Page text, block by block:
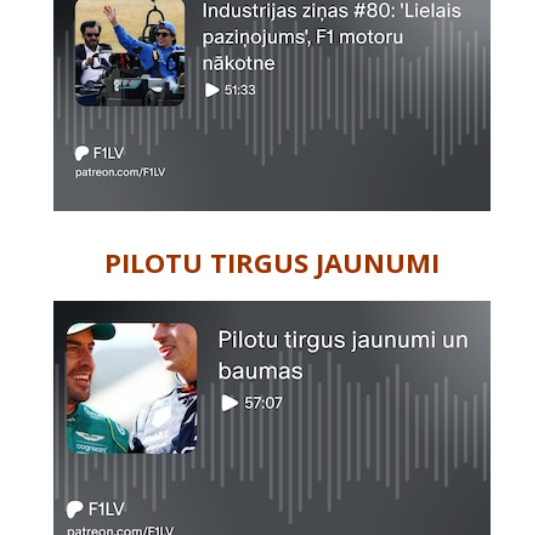
PILOTU TIRGUS JAUNUMI